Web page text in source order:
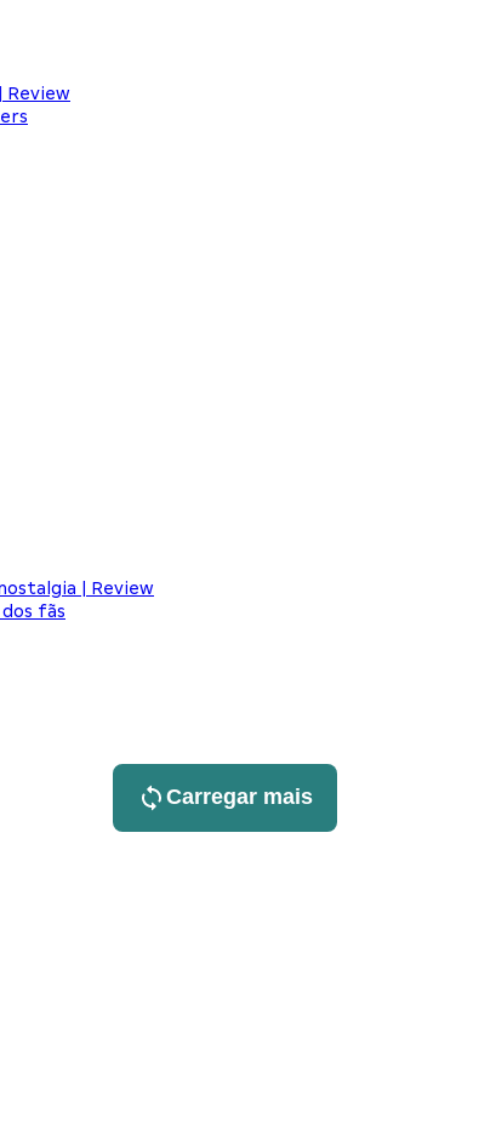
Review
| Review
fãs
Carregar mais